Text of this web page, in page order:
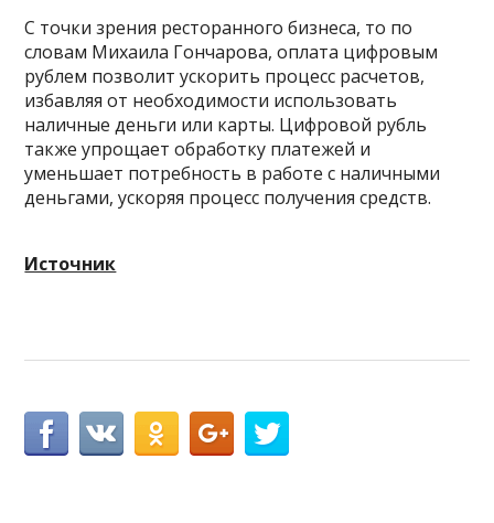
С точки зрения ресторанного бизнеса, то по
словам Михаила Гончарова, оплата цифровым
рублем позволит ускорить процесс расчетов,
избавляя от необходимости использовать
наличные деньги или карты. Цифровой рубль
также упрощает обработку платежей и
уменьшает потребность в работе с наличными
деньгами, ускоряя процесс получения средств.
Источник